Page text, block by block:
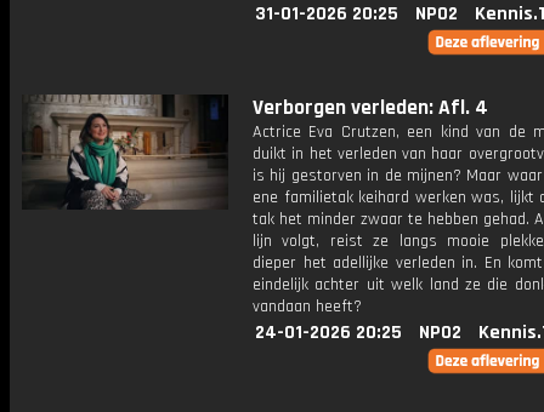
31-01-2026 20:25 NPO2
Verborgen verleden: Afl. 4
Actrice Eva Crutzen, een kind van de
duikt in het verleden van haar
is hij gestorven in de mijnen? Maar
ene familietak keihard werken was, lijkt
tak het minder zwaar te hebben gehad.
lijn volgt, reist ze langs mooie
dieper het adellijke verleden in. En
eindelijk achter uit welk land ze die
vandaan heeft?
24-01-2026 20:25 NPO2